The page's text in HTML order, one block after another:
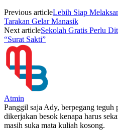
Previous articleLebih Siap
Tarakan Gelar Manasik
Next articleSekolah Gratis Perlu
“Surat Sakti”
Atmin
Panggil saja Ady, berpegang
dikerjakan besok kenapa harus
masih suka mata kuliah kosong.